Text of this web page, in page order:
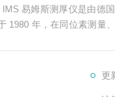
1980 年，在同位素测量
更